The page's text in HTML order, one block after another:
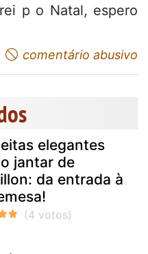
p o Natal, espero
comentário abusivo
elegantes
jantar de
da entrada à